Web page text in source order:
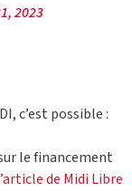
2023
c’est possible :
le financement
de Midi Libre